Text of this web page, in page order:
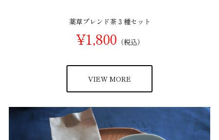
薬草ブレンド茶３種セット
¥1,800 （税込）
VIEW MORE